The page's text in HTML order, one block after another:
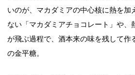
いのが、マカダミアの中心核に熱を加
ない「マカダミアチョコレート」や、
が飛ぶ過程で、酒本来の味を残して作
の金平糖。